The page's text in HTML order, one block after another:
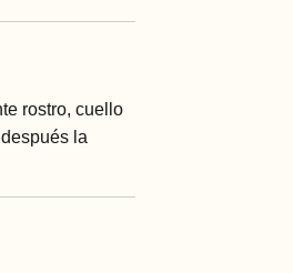
rostro, cuello
la